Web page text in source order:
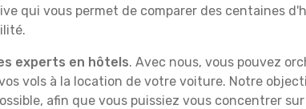
qui vous permet de comparer des centaines
experts en hôtels. Avec nous, vous pouvez
vols à la location de votre voiture. Notre
afin que vous puissiez vous concentrer